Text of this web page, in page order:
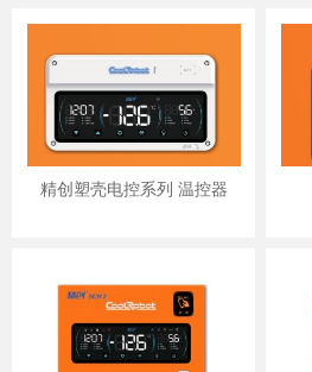
精创塑壳电控系列 温控器